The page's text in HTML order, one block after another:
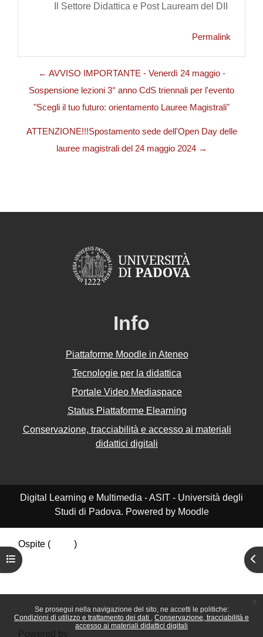
Se prosegui nella navigazione del sito, ne accetti le politiche:
Condizioni di utilizzo e trattamento dei dati
Conservazione, tracciabilità e
accesso ai materiali didattici digitali
Apri indice del corso
Il Settore Didattica e Post Lauream del DII
Permalink
← AVVISO IMPORTANTE - Venerdì 24 maggio -
Sospensione lezioni 3° anno CdS triennali per l'evento
"Scegli il tuo futuro: orientamento Lauree Magistrali"
ATTENZIONE!!!Spostamento sede dell'Open Day delle
lauree magistrali del 24 maggio 2024 →
Info
Piattaforme Moodle in Ateneo
Tecnologie per la didattica
Portale Video Mediaspace
Status Piattaforme Elearning
Conservazione, tracciabilità e accesso ai materiali
didattici digitali
Digital Learning e Multimedia - ASIT - Università degli
Studi di Padova. Powered by Moodle
Ospite (
)
Riepilogo della conservazione dei dati
Politiche
Powered by